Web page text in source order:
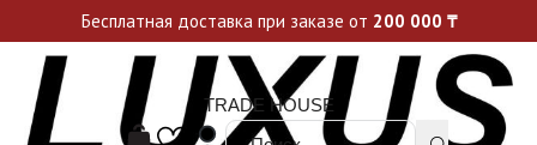
Уникальные акции и спецпредложения каждую неделю, не пропусти свой шанс
TRADE HOUSE
Поиск ...
Бесплатная доставка при заказе от 200 000 ₸